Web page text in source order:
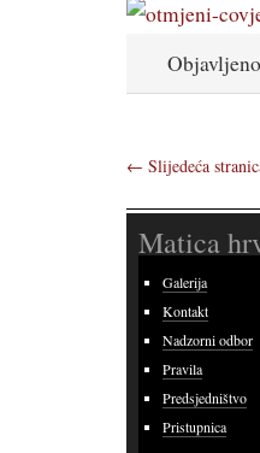
← Slijedeća
Matica
Galerija
Kontakt
Nadzorni odbor
Pravila
Predsjedništvo
Pristupnica